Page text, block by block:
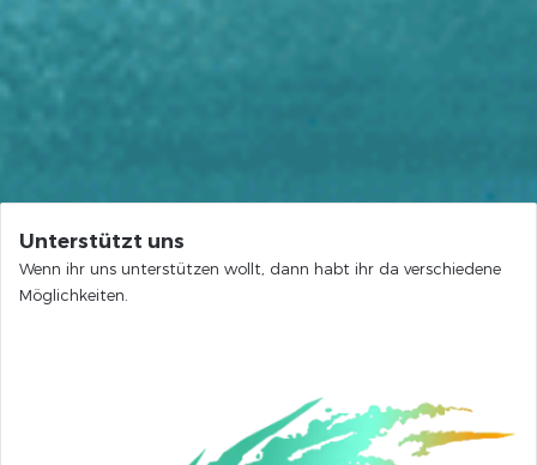
Unterstützt uns
Wenn ihr uns unterstützen wollt, dann habt ihr da verschiedene
Möglichkeiten.